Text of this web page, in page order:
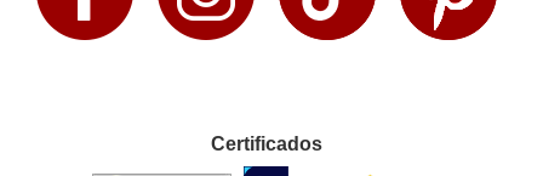
Certificados